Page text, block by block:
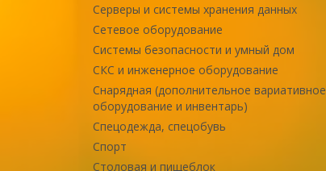
Серверы и системы хранения данных
Сетевое оборудование
Системы безопасности и умный дом
СКС и инженерное оборудование
Снарядная (дополнительное вариативное
оборудование и инвентарь)
Спецодежда, спецобувь
Спорт
Столовая и пищеблок